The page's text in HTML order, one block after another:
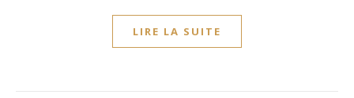
LIRE LA SUITE